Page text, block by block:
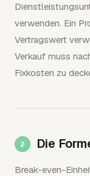
verwenden. Ein
Vertragswert
Verkauf muss
Fixkosten zu
Die
Break-even-